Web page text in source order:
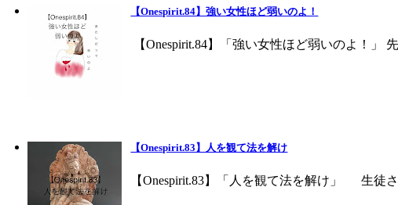
【Onespirit.84】強い女性ほど弱いのよ！
【Onespirit.84】「強い女性ほど弱いのよ！」
【Onespirit.83】人を観て法を解け
【Onespirit.83】「人を観て法を解け」 生徒